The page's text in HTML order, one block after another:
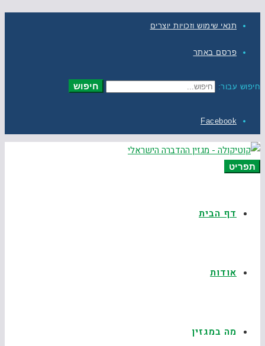
תנאי שימוש וזכויות יוצרים
פרסם באתר
חיפוש עבור: חיפוש
Facebook
תפריט
דף הבית
אודות
מה במגזין